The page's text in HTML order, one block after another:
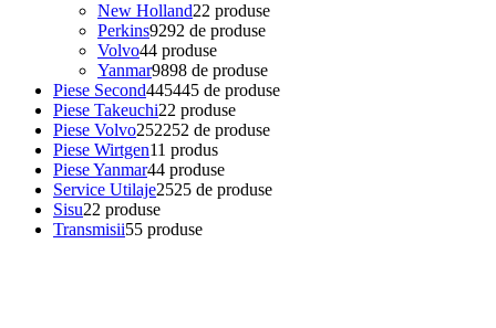
New Holland22 produse
Perkins9292 de produse
Volvo44 produse
Yanmar9898 de produse
Piese Second445445 de produse
Piese Takeuchi22 produse
Piese Volvo252252 de produse
Piese Wirtgen11 produs
Piese Yanmar44 produse
Service Utilaje2525 de produse
Sisu22 produse
Transmisii55 produse